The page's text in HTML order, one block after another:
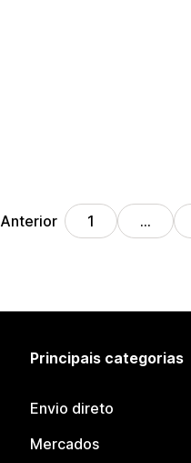
Anterior 1 …
Principais categorias
Envio direto
Mercados